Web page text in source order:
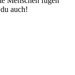
auch!